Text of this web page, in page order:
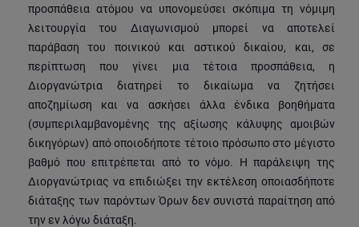
προσπάθεια ατόμου να υπονομεύσει σκόπιμα τη νόμιμη
λειτουργία του Διαγωνισμού μπορεί να αποτελεί
παράβαση του ποινικού και αστικού δικαίου, και, σε
περίπτωση που γίνει μια τέτοια προσπάθεια, η
Διοργανώτρια διατηρεί το δικαίωμα να ζητήσει
αποζημίωση και να ασκήσει άλλα ένδικα βοηθήματα
(συμπεριλαμβανομένης της αξίωσης κάλυψης αμοιβών
δικηγόρων) από οποιοδήποτε τέτοιο πρόσωπο στο μέγιστο
βαθμό που επιτρέπεται από το νόμο. Η παράλειψη της
Διοργανώτριας να επιδιώξει την εκτέλεση οποιασδήποτε
διάταξης των παρόντων Όρων δεν συνιστά παραίτηση από
την εν λόγω διάταξη.